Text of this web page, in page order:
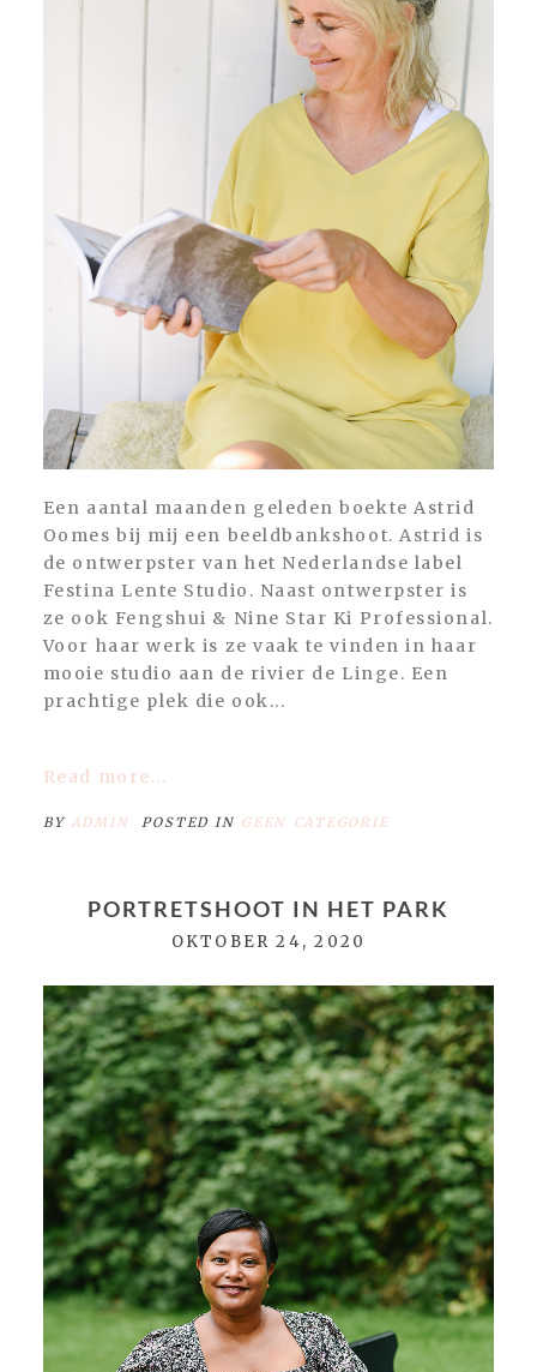
Een aantal maanden geleden boekte Astrid
Oomes bij mij een beeldbankshoot. Astrid is
de ontwerpster van het Nederlandse label
Festina Lente Studio. Naast ontwerpster is
ze ook Fengshui & Nine Star Ki Professional.
Voor haar werk is ze vaak te vinden in haar
mooie studio aan de rivier de Linge. Een
prachtige plek die ook...
Read more...
BY ADMIN POSTED IN GEEN CATEGORIE
PORTRETSHOOT IN HET PARK
OKTOBER 24, 2020